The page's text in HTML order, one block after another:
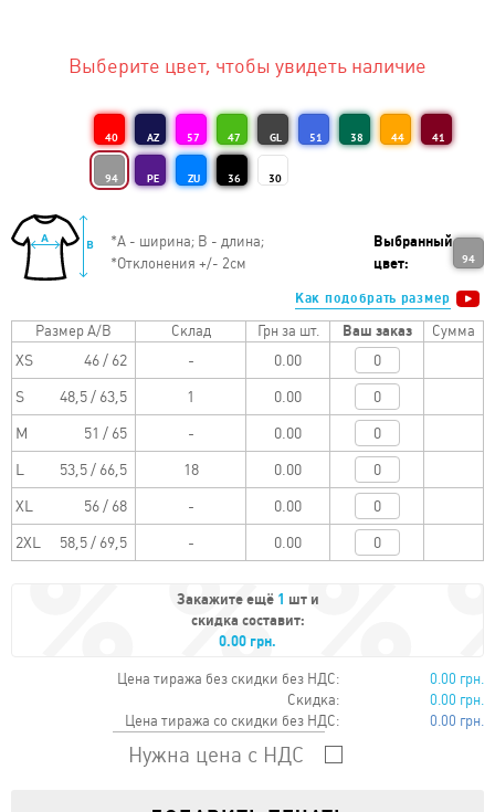
Тираж 6 - 10 шт. :
Тираж 21 - 50 шт. : 777 uah
Тираж 51 - 100 шт. :
Тираж 101 - 200 шт. :
Тираж от 201 шт. :
Выберите цвет, чтобы увидеть наличие
40 AZ 57 47 GL 51 38 44 41
94 PE ZU 36 30
*А - ширина; B - длина;
*Отклонения +/- 2см
Выбранный
цвет:
94
Как подобрать размер
Размер A/B Склад Грн за шт. Ваш заказ Сумма
XS 46 / 62 0.00
S 48,5 / 63,5 0.00
M 51 / 65 0.00
L 53,5 / 66,5 0.00
XL 56 / 68 0.00
2XL 58,5 / 69,5 0.00
Закажите ещё 1 шт и
скидка составит:
0.00 грн.
Цена тиража без скидки без НДС:
0.00 грн.
Скидка:
0.00 грн.
Цена тиража со скидки без НДС:
0.00 грн.
Нужна цена с НДС